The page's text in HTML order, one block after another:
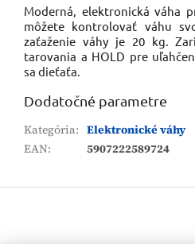
Moderná, elektronická váha
môžete kontrolovať váhu
zaťaženie váhy je 20 kg.
tarovania a HOLD pre
sa dieťaťa.
Dodatočné parametre
Kategória: Elektronické váhy
EAN: 5907222589724